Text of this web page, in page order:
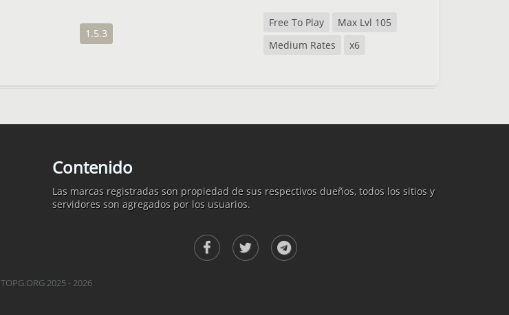
1.5.3
Free To Play
Max Lvl 105
Medium Rates
x6
Contenido
Las marcas registradas son propiedad de sus respectivos dueños, todos los sitios y
servidores son agregados por los usuarios.
TOPG.ORG 2025 - 2026